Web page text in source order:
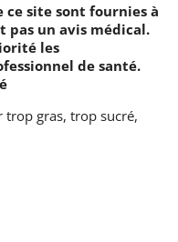
site sont fournies à
un avis médical.
les
de santé.
trop gras, trop sucré,